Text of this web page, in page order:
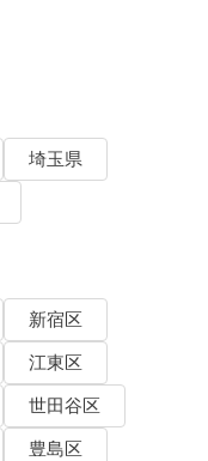
埼玉県
新宿区
江東区
世田谷区
豊島区